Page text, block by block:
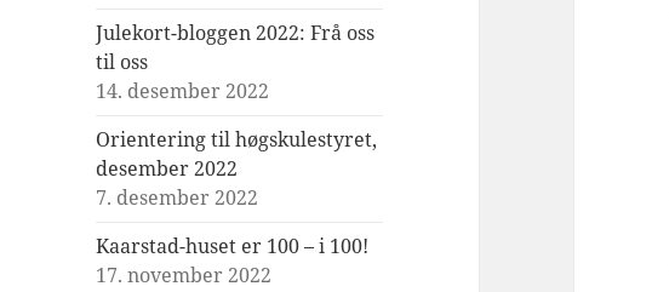
Julekort-bloggen 2022: Frå oss
til oss
14. desember 2022
Orientering til høgskulestyret,
desember 2022
7. desember 2022
Kaarstad-huset er 100 – i 100!
17. november 2022